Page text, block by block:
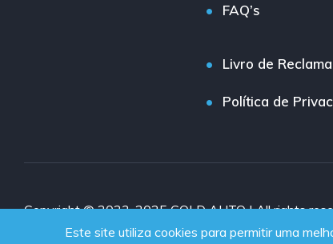
FAQ’s
Livro de
Política de
Copyright © 2023-2025 GOLD AUTO | All rights
Este site utiliza cookies para permitir uma